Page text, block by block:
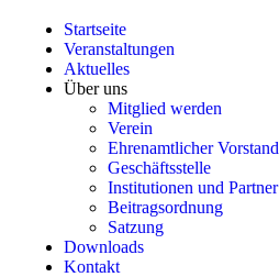
Startseite
Veranstaltungen
Aktuelles
Über uns
Mitglied werden
Verein
Ehrenamtlicher Vorstand
Geschäftsstelle
Institutionen und Partner
Beitragsordnung
Satzung
Downloads
Kontakt